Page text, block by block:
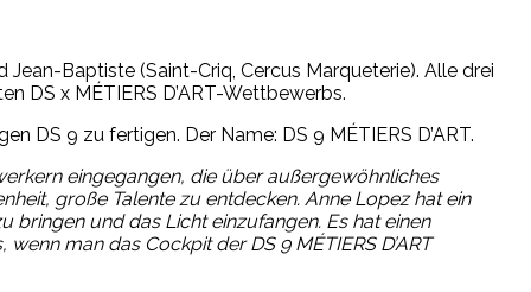
Baptiste (Saint-Criq, Cercus Marqueterie). Alle drei
DS x MÉTIERS D’ART-Wettbewerbs.
DS 9 zu fertigen. Der Name: DS 9 MÉTIERS D’ART.
eingegangen, die über außergewöhnliches
große Talente zu entdecken. Anne Lopez hat ein
bringen und das Licht einzufangen. Es hat einen
man das Cockpit der DS 9 MÉTIERS D’ART